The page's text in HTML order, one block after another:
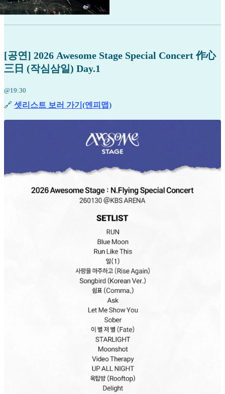
[공연] 2026 Awesome Stage Special Concert 作心
三日 (작심삼일) Day.1
@19:30
🔗 셋리스트 보러 가기(엔피맵)